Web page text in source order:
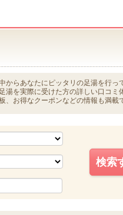
からあなたにピッタリの足湯を行っ
湯を実際に受けた方の詳しい口コミ
、お得なクーポンなどの情報も満載